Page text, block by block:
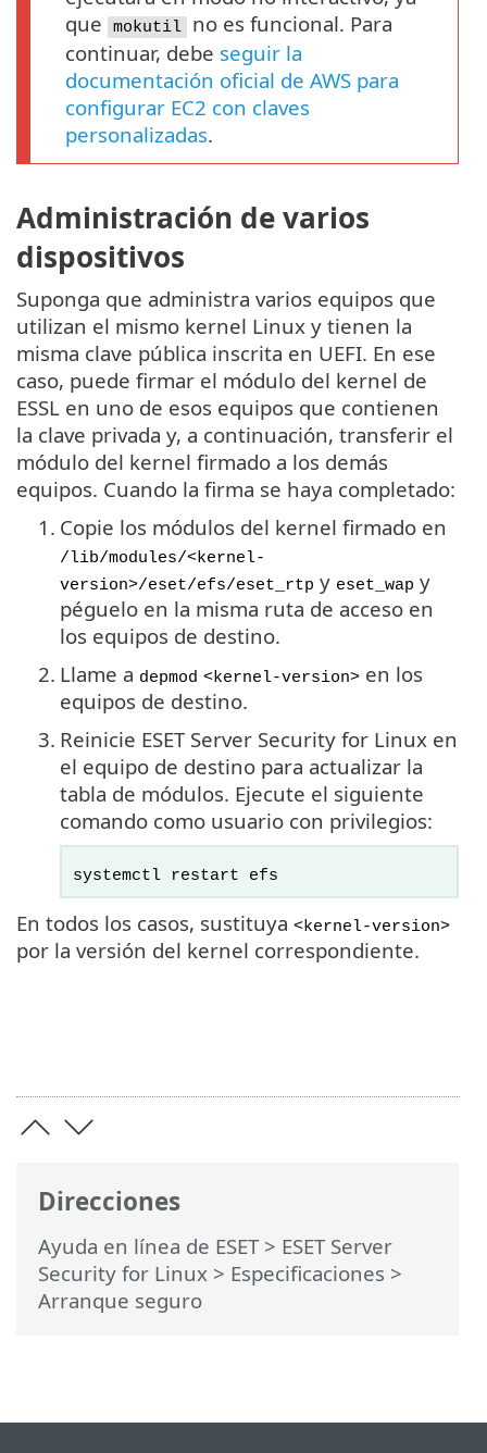
Direcciones
Ayuda en línea de ESET> ESET Server
Security for Linux > Especificaciones >
Arranque seguro
que
mokutil
no es funcional. Para
continuar, debe seguir la
documentación oficial de AWS para
configurar EC2 con claves
personalizadas.
Administración de varios
dispositivos
Suponga que administra varios equipos que
utilizan el mismo kernel Linux y tienen la
misma clave pública inscrita en UEFI. En ese
caso, puede firmar el módulo del kernel de
ESSL en uno de esos equipos que contienen
la clave privada y, a continuación, transferir el
módulo del kernel firmado a los demás
equipos. Cuando la firma se haya completado:
1. Copie los módulos del kernel firmado en
/lib/modules/<kernel-
version>/eset/efs/eset_rtp y eset_wap y
péguelo en la misma ruta de acceso en
los equipos de destino.
2. Llame a depmod <kernel-version> en los
equipos de destino.
3. Reinicie ESET Server Security for Linux en
el equipo de destino para actualizar la
tabla de módulos. Ejecute el siguiente
comando como usuario con privilegios:
systemctl restart efs
En todos los casos, sustituya <kernel-version>
por la versión del kernel correspondiente.